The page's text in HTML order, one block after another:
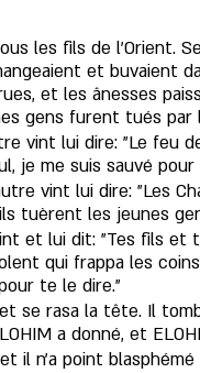
les fils de l'Orient.
et buvaient
et les ânesses
gens furent tués par
vint lui dire: "Le feu
je me suis sauvé
vint lui dire: "Les
tuèrent les jeunes
et lui dit: "Tes fils et
qui frappa les
te le dire."
se rasa la tête. Il
a donné, et
il n’a point blasphémé